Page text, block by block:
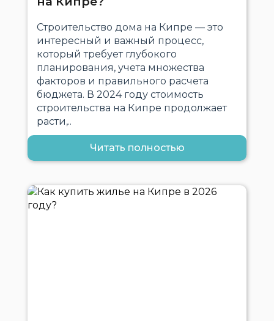
Строительство дома на Кипре — это
интересный и важный процесс,
который требует глубокого
планирования, учета множества
факторов и правильного расчета
бюджета. В 2024 году стоимость
строительства на Кипре продолжает
расти,..
Читать полностью